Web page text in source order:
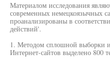
Материалом исследования
современных немецкоязычных
проанализированы в
действий'.
1. Методом сплошной выборки
Интернет-сайтов выделено 800